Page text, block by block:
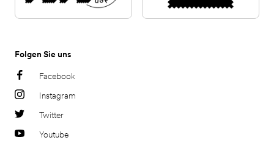
Folgen Sie uns
Facebook
Instagram
Twitter
Youtube